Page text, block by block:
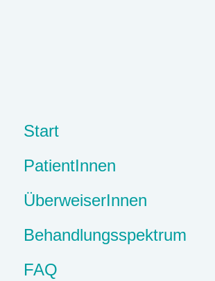
Start
PatientInnen
ÜberweiserInnen
Behandlungsspektrum
FAQ